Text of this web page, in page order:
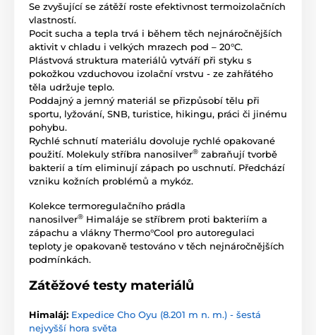
Se zvyšující se zátěží roste efektivnost termoizolačních
vlastností.
Pocit sucha a tepla trvá i během těch nejnáročnějších
aktivit v chladu i velkých mrazech pod – 20°C.
Plástvová struktura materiálů vytváří při styku s
pokožkou vzduchovou izolační vrstvu - ze zahřátého
těla udržuje teplo.
Poddajný a jemný materiál se přizpůsobí tělu při
sportu, lyžování, SNB, turistice, hikingu, práci či jinému
pohybu.
Rychlé schnutí materiálu dovoluje rychlé opakované
použití. Molekuly stříbra nanosilver® zabraňují tvorbě
bakterií a tím eliminují zápach po uschnutí. Předchází
vzniku kožních problémů a mykóz.
Kolekce termoregulačního prádla
nanosilver® Himaláje se stříbrem proti bakteriím a
zápachu a vlákny Thermo°Cool pro autoregulaci
teploty je opakovaně testováno v těch nejnáročnějších
podmínkách.
Zátěžové testy materiálů
Himaláj: Expedice Cho Oyu (8.201 m n. m.) - šestá
nejvyšší hora světa